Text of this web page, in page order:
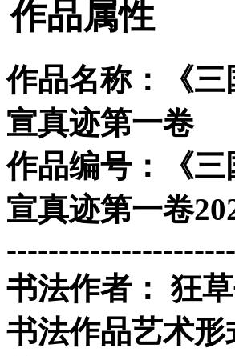
作品属性
作品名称：
《
宣真迹第一卷
作品编号：
《
宣真迹第一卷
书法作者： 狂
书法作品艺术